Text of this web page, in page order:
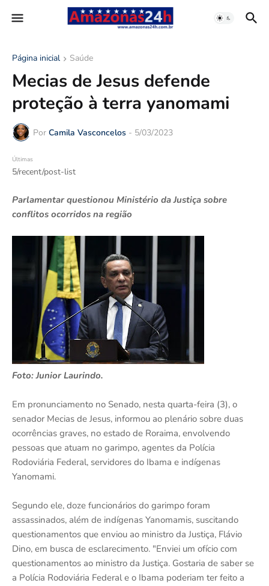
Página inicial Saúde
Mecias de Jesus defende
proteção à terra yanomami
Por Camila Vasconcelos - 5/03/2023
Últimas
5/recent/post-list
Parlamentar questionou Ministério da Justiça sobre
conflitos ocorridos na região
Foto: Junior Laurindo.
Em pronunciamento no Senado, nesta quarta-feira (3), o
senador Mecias de Jesus, informou ao plenário sobre duas
ocorrências graves, no estado de Roraima, envolvendo
pessoas que atuam no garimpo, agentes da Polícia
Rodoviária Federal, servidores do Ibama e indígenas
Yanomami.
Segundo ele, doze funcionários do garimpo foram
assassinados, além de indígenas Yanomamis, suscitando
questionamentos que enviou ao ministro da Justiça, Flávio
Dino, em busca de esclarecimento. "Enviei um ofício com
questionamentos ao ministro da Justiça. Gostaria de saber se
a Polícia Rodoviária Federal e o Ibama poderiam ter feito a